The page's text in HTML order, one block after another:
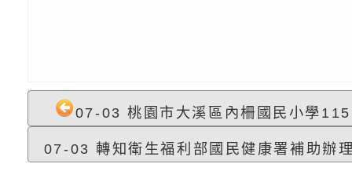
學諮商輔導的應用」
不只是遊戲 - 兒童遊
門工作坊 （中部場
育講座「爸媽不暴走
成長」
日舉辦「空間的療癒
文化遊戲室之規畫與
檢送衛生福利部「政
材應注意之可及性格
有關本市桃園區中埔
「桃園市115年度兒
有關國立羅東高級中
07-03 桃園市大溪區內柵國民小學
07-03 轉知衛生福利部國民健康署補助辦